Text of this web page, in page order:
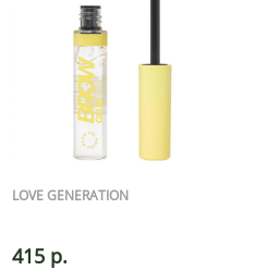
LOVE GENERATION
415 р.